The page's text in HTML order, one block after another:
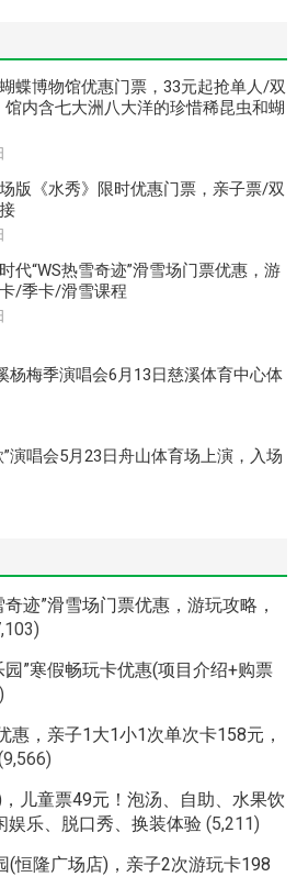
蝶博物馆优惠门票，33元起抢单人/双
馆内含七大洲八大洋的珍惜稀昆虫和蝴
版《水秀》限时优惠门票，亲子票/双
代“WS热雪奇迹”滑雪场门票优惠，游
/季卡/滑雪课程
杨梅季演唱会6月13日慈溪体育中心体
演唱会5月23日舟山体育场上演，入场
迹”滑雪场门票优惠，游玩攻略，
”寒假畅玩卡优惠(项目介绍+购票
惠，亲子1大1小1次单次卡158元，
儿童票49元！泡汤、自助、水果饮
娱乐、脱口秀、换装体验 (5,211)
(恒隆广场店)，亲子2次游玩卡198